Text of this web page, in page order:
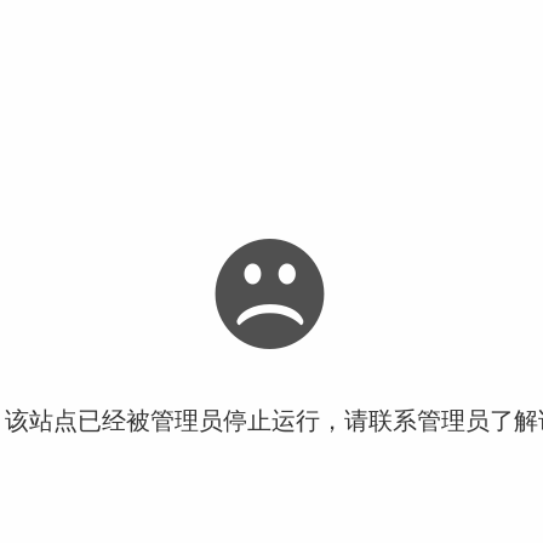
站点已经被管理员停止运行，请联系管理员了